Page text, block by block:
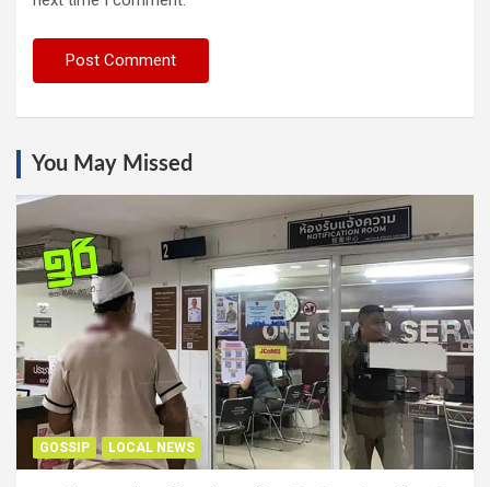
You May Missed
GOSSIP LOCAL NEWS